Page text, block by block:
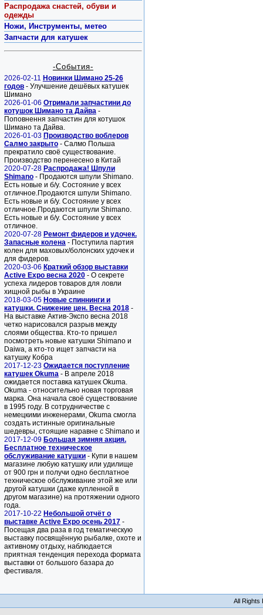
Распродажа снастей, обуви и
одежды
Ножи, Инструменты, метео
Запчасти для катушек
-События-
2026-02-11 Новинки Шимано 25-26
годов - Улучшение дешёвых катушек
Шимано
2026-01-06 Отримали запчастини до
котушок Шимано та Дайва -
Поповнення запчастин для котушок
Шимано та Дайва.
2026-01-03 Производство воблеров
Салмо закрыто - Салмо Польша
прекратило своё существование.
Производство перенесено в Китай
2020-07-28 Распродажа! Шпули
Shimano - Продаются шпули Shimano.
Есть новые и б/у. Состояние у всех
отличное.Продаются шпули Shimano.
Есть новые и б/у. Состояние у всех
отличное.Продаются шпули Shimano.
Есть новые и б/у. Состояние у всех
отличное.
2020-07-28 Ремонт фидеров и удочек.
Запасные колена - Поступила партия
колен для маховых/болонских удочек и
для фидеров.
2020-03-06 Краткий обзор выставки
Active Expo весна 2020 - О секрете
успеха лидеров товаров для ловли
хищной рыбы в Украине
2018-03-05 Новые спиннинги и
катушки. Снижение цен. Весна 2018 -
На выставке Актив-Экспо весна 2018
четко нарисовался разрыв между
слоями общества. Кто-то пришел
посмотреть новые катушки Shimano и
Daiwa, а кто-то ищет запчасти на
катушку Кобра
2017-12-23 Ожидается поступление
катушек Okuma - В апреле 2018
ожидается поставка катушек Okuma.
Okuma - относительно новая торговая
марка. Она начала своё существование
в 1995 году. В сотрудничестве с
немецкими инженерами, Okuma смогла
создать истинные оригинальные
шедевры, стоящие наравне с Shimano и
2017-12-09 Большая зимняя акция.
Бесплатное техническое
обслуживание катушки - Купи в нашем
магазине любую катушку или удилище
от 900 грн и получи одно бесплатное
техническое обслуживание этой же или
другой катушки (даже купленной в
другом магазине) на протяжении одного
года.
2017-10-22 Небольшой отчёт о
выставке Active Expo осень 2017 -
Посещая два раза в год тематическую
выставку посвящённую рыбалке, охоте и
активному отдыху, наблюдается
приятная тенденция перехода формата
выставки от большого базара до
фестиваля.
All Rights